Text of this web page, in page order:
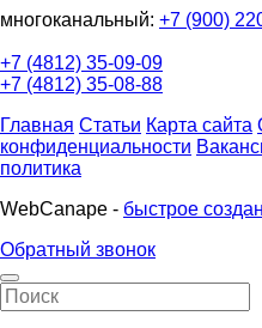
многоканальный: +7 (900)
+7 (4812) 35-09-09
+7 (4812) 35-08-88
Главная Статьи Карта сайта
конфиденциальности
политика
WebCanape - быстрое
Обратный звонок